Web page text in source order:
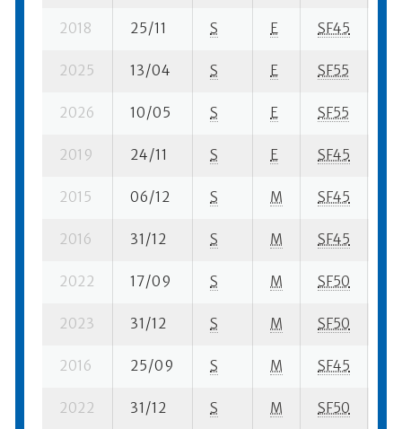
2018 25/11 S E SF45
2025 13/04 S E SF55
2026 10/05 S E SF55
2019 24/11 S E SF45
2015 06/12 S M SF45
2016 31/12 S M SF45
2022 17/09 S M SF50
2023 31/12 S M SF50
2016 25/09 S M SF45
2022 31/12 S M SF50